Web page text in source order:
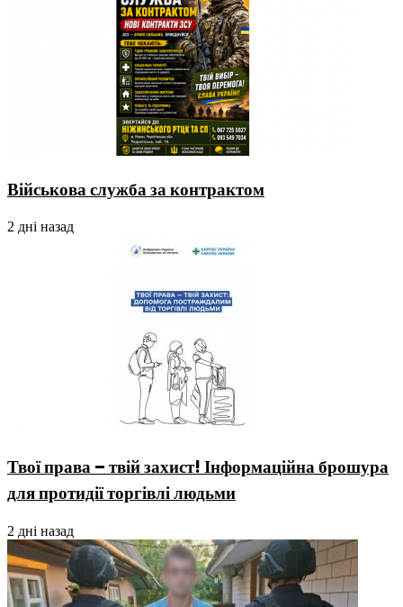
Військова служба за контрактом
2 дні назад
Твої права – твій захист! Інформаційна брошура
для протидії торгівлі людьми
2 дні назад